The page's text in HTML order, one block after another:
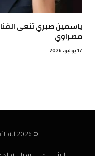
ياسمين صبري تنعى
مصراوي
17 يونيو، 2026
© 2026 ايه الأخبار. جميع الحقوق محفوظة.